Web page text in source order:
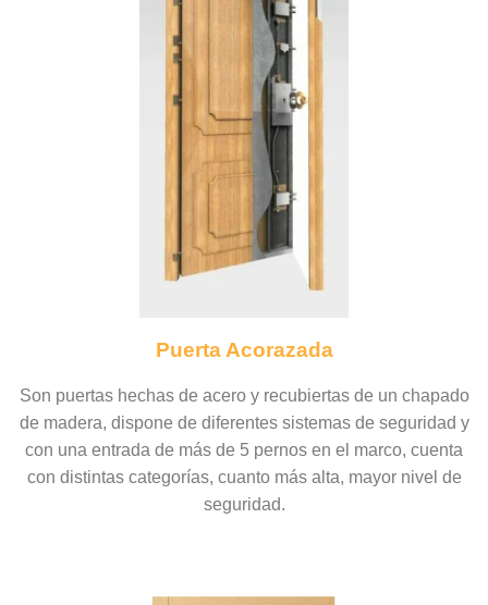
Puerta Acorazada
Son puertas hechas de acero y recubiertas de un chapado
de madera, dispone de diferentes sistemas de seguridad y
con una entrada de más de 5 pernos en el marco, cuenta
con distintas categorías, cuanto más alta, mayor nivel de
seguridad.